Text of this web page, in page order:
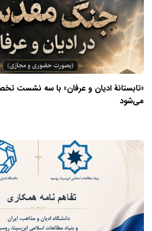
«تابستانهٔ ادیان و عرفان» با سه نشست
می‌شود